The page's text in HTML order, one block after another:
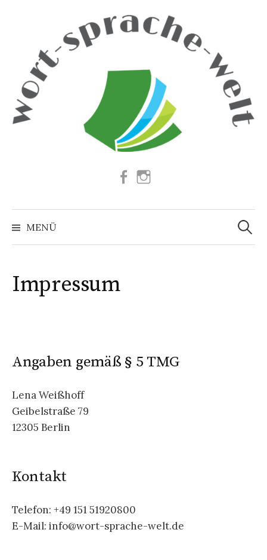
Facebook
MENÜ
Suchen
nach:
Impressum
Angaben gemäß § 5 TMG
Lena Weißhoff
Geibelstraße 79
12305 Berlin
Kontakt
Telefon: +49 151 51920800
E-Mail: info@wort-sprache-welt.de